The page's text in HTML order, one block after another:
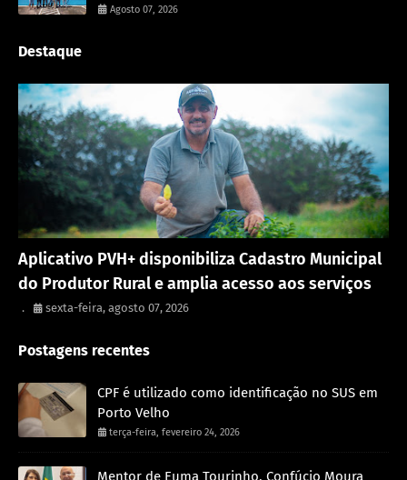
Agosto 07, 2026
Destaque
Aplicativo PVH+ disponibiliza Cadastro Municipal
do Produtor Rural e amplia acesso aos serviços
. sexta-feira, agosto 07, 2026
Postagens recentes
CPF é utilizado como identificação no SUS em
Porto Velho
terça-feira, fevereiro 24, 2026
Mentor de Euma Tourinho, Confúcio Moura